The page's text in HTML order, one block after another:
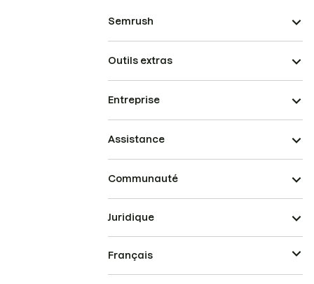
Semrush
Outils extras
Entreprise
Assistance
Communauté
Juridique
Français